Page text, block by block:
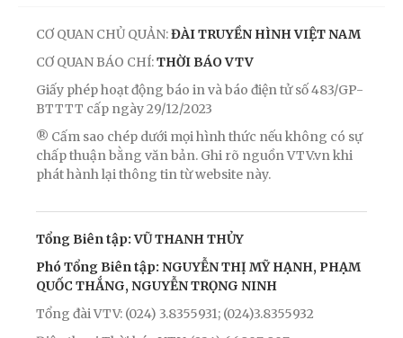
CƠ QUAN CHỦ QUẢN:ĐÀI TRUYỀN HÌNH VIỆT NAM
CƠ QUAN BÁO CHÍ:THỜI BÁO VTV
Giấy phép hoạt động báo in và báo điện tử số 483/GP-
BTTTT cấp ngày 29/12/2023
® Cấm sao chép dưới mọi hình thức nếu không có sự
chấp thuận bằng văn bản. Ghi rõ nguồn VTV.vn khi
phát hành lại thông tin từ website này.
Tổng Biên tập: VŨ THANH THỦY
Phó Tổng Biên tập: NGUYỄN THỊ MỸ HẠNH, PHẠM
QUỐC THẮNG, NGUYỄN TRỌNG NINH
Tổng đài VTV: (024) 3.8355931; (024)3.8355932